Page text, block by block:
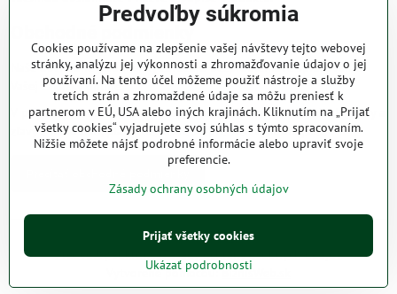
Obchodné podmienky
Naše obchodné podmienky zaručujú bezproblémové spracovanie
Vašej zakázky online.
V prípade, že máte s nami už dojednané obchodné podmienky, ceny a
zľavy z minulosti, platia tie, ktoré sú pre Vás výhodnejšie.
©2026Copyright
Predvoľby súkromiaZásady ochrany osobných údajov
Vytvorené pomocou:BiznisWeb.sk
Predvoľby súkromia
Cookies používame na zlepšenie vašej návštevy tejto webovej
stránky, analýzu jej výkonnosti a zhromažďovanie údajov o jej
používaní. Na tento účel môžeme použiť nástroje a služby
tretích strán a zhromaždené údaje sa môžu preniesť k
partnerom v EÚ, USA alebo iných krajinách. Kliknutím na „Prijať
všetky cookies“ vyjadrujete svoj súhlas s týmto spracovaním.
Nižšie môžete nájsť podrobné informácie alebo upraviť svoje
preferencie.
Zásady ochrany osobných údajov
Ukázať podrobnosti
Prijať všetky cookies